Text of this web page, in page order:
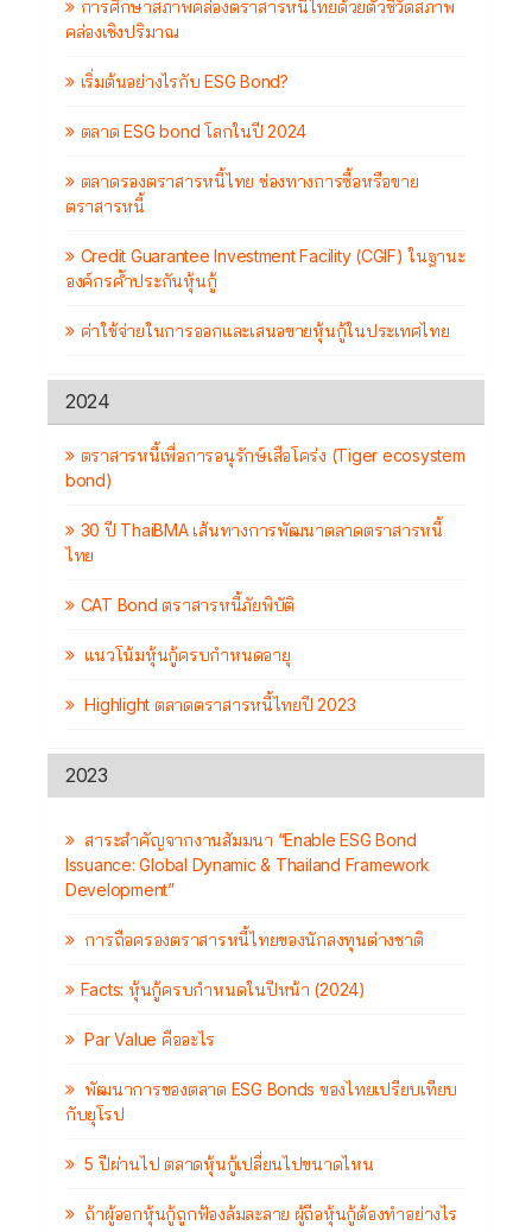
การศึกษาสภาพคล่องตราสารหนี้ไทยด้วยตัวชี้วัดสภาพ
คล่องเชิงปริมาณ
เริ่มต้นอย่างไรกับ ESG Bond?
ตลาด ESG bond โลกในปี 2024
ตลาดรองตราสารหนี้ไทย ช่องทางการซื้อหรือขาย
ตราสารหนี้
Credit Guarantee Investment Facility (CGIF) ในฐานะ
องค์กรค้ำประกันหุ้นกู้
ค่าใช้จ่ายในการออกและเสนอขายหุ้นกู้ในประเทศไทย
2024
ตราสารหนี้เพื่อการอนุรักษ์เสือโคร่ง (Tiger ecosystem
bond)
30 ปี ThaiBMA เส้นทางการพัฒนาตลาดตราสารหนี้
ไทย
CAT Bond ตราสารหนี้ภัยพิบัติ
แนวโน้มหุ้นกู้ครบกำหนดอายุ
Highlight ตลาดตราสารหนี้ไทยปี 2023
2023
สาระสำคัญจากงานสัมมนา “Enable ESG Bond
Issuance: Global Dynamic & Thailand Framework
Development”
การถือครองตราสารหนี้ไทยของนักลงทุนต่างชาติ
Facts: หุ้นกู้ครบกำหนดในปีหน้า (2024)
Par Value คืออะไร
พัฒนาการของตลาด ESG Bonds ของไทยเปรียบเทียบ
กับยุโรป
5 ปีผ่านไป ตลาดหุ้นกู้เปลี่ยนไปขนาดไหน
ถ้าผู้ออกหุ้นกู้ถูกฟ้องล้มละลาย ผู้ถือหุ้นกู้ต้องทำอย่างไร